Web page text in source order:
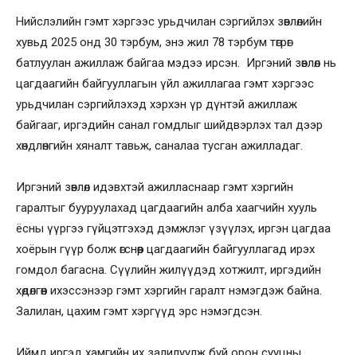
Нийслэлийн гэмт хэргээс урьдчилан сэргийлэх зөвлөлийн
хувьд 2025 онд 30 тэрбум, энэ жил 78 тэрбум төгрөг
батлуулан ажиллаж байгаа мэдээ ирсэн. Иргэний зөвлөл нь
цагдаагийн байгууллагын үйл ажиллагаа гэмт хэргээс
урьдчилан сэргийлэхэд хэрхэн үр дүнтэй ажиллаж
байгааг, иргэдийн санал гомдлыг шийдвэрлэх тал дээр
хөндлөнгийн хяналт тавьж, саналаа тусган ажилладаг.
Иргэний зөвлөл идэвхтэй ажилласнаар гэмт хэргийн
гаралтыг бууруулахад цагдаагийн алба хаагчийн хууль
ёсны үүргээ гүйцэтгэхэд дэмжлэг үзүүлэх, иргэн цагдаа
хоёрын гүүр болж өгснөөр цагдаагийн байгууллагад ирэх
гомдол багасна. Сүүлийн жилүүдэд хотжилт, иргэдийн
хөдөлгөөн ихэссэнээр гэмт хэргийн гаралт нэмэгдэж байна.
Залилан, цахим гэмт хэргүүд эрс нэмэгдсэн.